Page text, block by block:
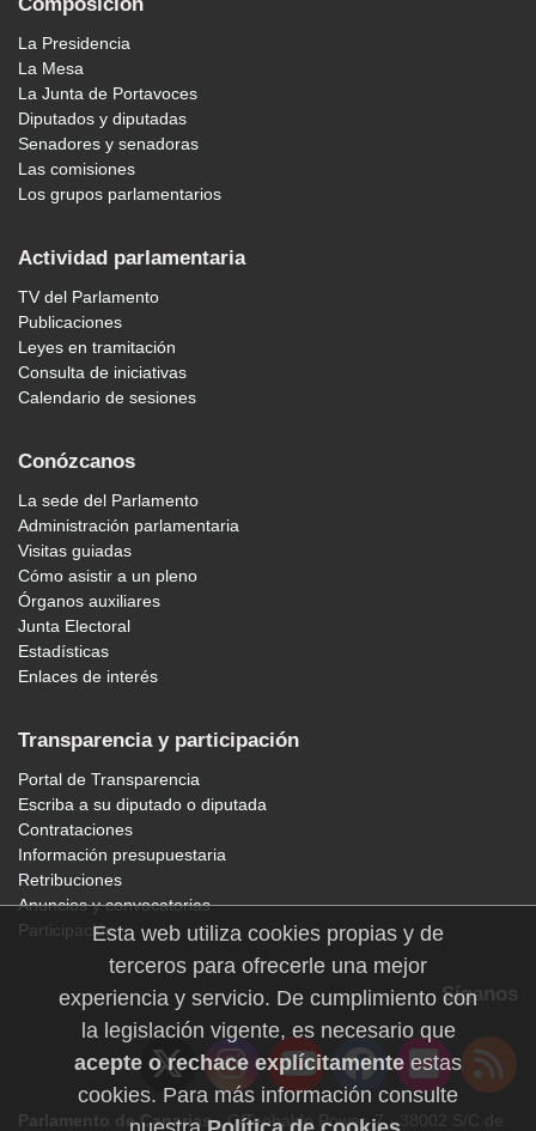
La Presidencia
La Mesa
La Junta de Portavoces
Diputados y diputadas
Senadores y senadoras
Las comisiones
Los grupos parlamentarios
Actividad parlamentaria
TV del Parlamento
Publicaciones
Leyes en tramitación
Consulta de iniciativas
Calendario de sesiones
Conózcanos
La sede del Parlamento
Administración parlamentaria
Visitas guiadas
Cómo asistir a un pleno
Órganos auxiliares
Junta Electoral
Estadísticas
Enlaces de interés
Transparencia y participación
Portal de Transparencia
Escriba a su diputado o diputada
Contrataciones
Información presupuestaria
Retribuciones
Anuncios y convocatorias
Participación
Síganos
Parlamento de Canarias· C/Teobaldo Power, 7 · 38002 S/C de
Esta web utiliza cookies propias y de
terceros para ofrecerle una mejor
experiencia y servicio. De cumplimiento con
la legislación vigente, es necesario que
acepte o rechace explícitamente estas
cookies. Para más información consulte